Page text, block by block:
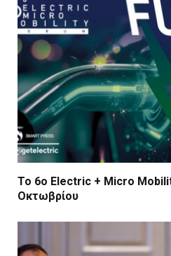
Το 6ο Electric + Micro
Οκτωβρίου